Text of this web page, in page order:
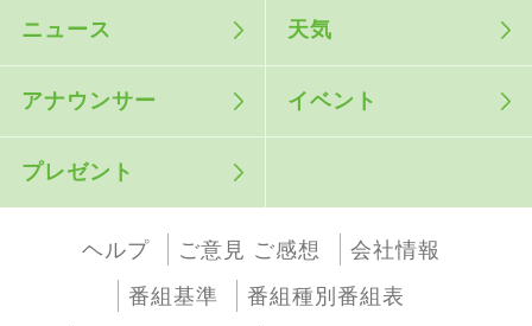
ニュース 天気
アナウンサー イベント
プレゼント
ヘルプ ご意見 ご感想
会社情報
番組基準
番組種別番組表